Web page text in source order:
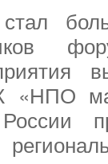
«НПО
России